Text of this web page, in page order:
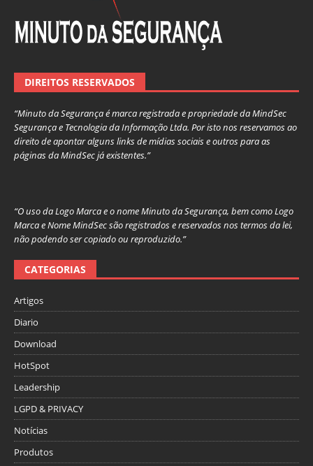
DIREITOS RESERVADOS
“Minuto da Segurança é marca registrada e propriedade da MindSec
Segurança e Tecnologia da Informação Ltda. Por isto nos reservamos ao
direito de apontar alguns links de mídias sociais e outros para as
páginas da MindSec já existentes.”
“O uso da Logo Marca e o nome Minuto da Segurança, bem como Logo
Marca e Nome MindSec são registrados e reservados nos termos da lei,
não podendo ser copiado ou reproduzido.”
CATEGORIAS
Artigos
Diario
Download
HotSpot
Leadership
LGPD & PRIVACY
Notícias
Produtos